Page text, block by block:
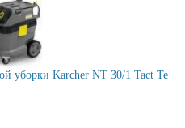
уборки Karcher NT 30/1 Tact Te